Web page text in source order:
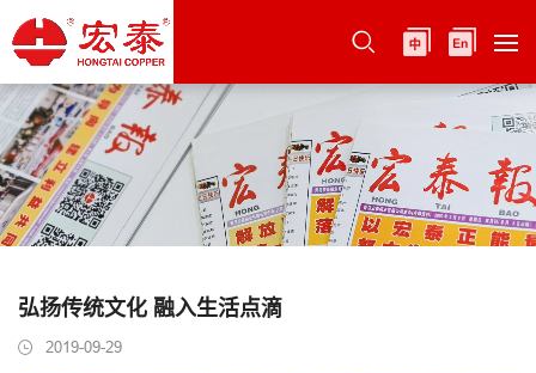
弘扬传统文化 融入生活点滴
2019-09-29